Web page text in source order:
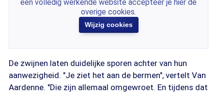
een volledig werkende website accepteer je hier de
overige cookies.
Wijzig cookies
De zwijnen laten duidelijke sporen achter van hun
aanwezigheid. "Je ziet het aan de bermen", vertelt Van
Aardenne. "Die zijn allemaal omgewroet. En tijdens dat